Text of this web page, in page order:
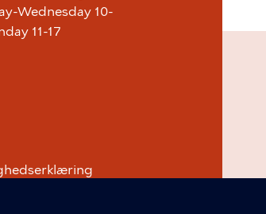
Wednesday 10-
11-17